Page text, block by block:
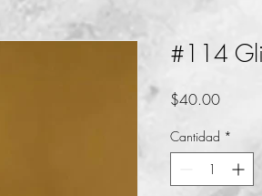
#114
$40.00Precio
Cantidad *